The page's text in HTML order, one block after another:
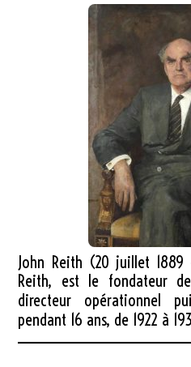
John Reith (20 juillet 1889
Reith, est le fondateur
directeur opérationnel
pendant 16 ans, de 1922 à